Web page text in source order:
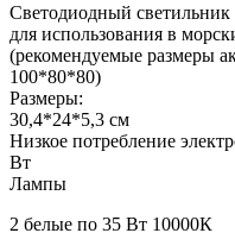
Светодиодный
для использования в
(рекомендуемые размеры
100*80*80)
Размеры:
30,4*24*5,3 см
Низкое потребление
Вт
Лампы
2 белые по 35 Вт 10000К